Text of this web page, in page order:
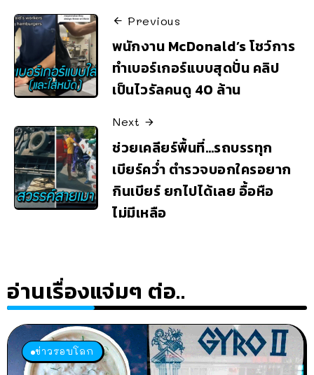
Previous
พนักงาน McDonald’s โชว์การ
ทำเบอร์เกอร์แบบสุดปั่น คลิป
เป็นไวรัลคนดู 40 ล้าน
Next
ช่วยเคลียร์พื้นที่…รถบรรทุก
เบียร์คว่ำ ตำรวจบอกใครอยาก
กินเบียร์ ยกไปได้เลย อื้อหือ
ไม่มีเหลือ
อ่านเรื่องแจ่มๆ ต่อ..
ข่าวรอบโลก